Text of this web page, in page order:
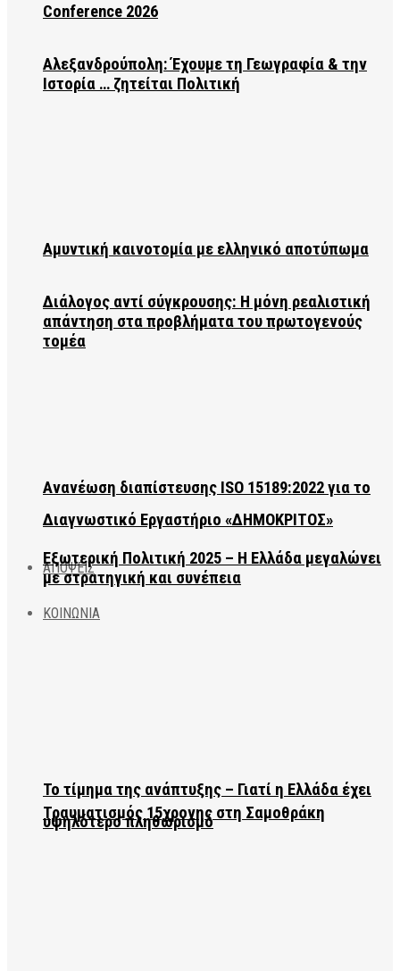
Conference 2026
Αμυντική καινοτομία με ελληνικό αποτύπωμα
Ανανέωση διαπίστευσης ISO 15189:2022 για το
Διαγνωστικό Εργαστήριο «ΔΗΜΟΚΡΙΤΟΣ»
ΑΠΟΨΕΙΣ
Το τίμημα της ανάπτυξης – Γιατί η Ελλάδα έχει
υψηλότερο πληθωρισμό
Αλεξανδρούπολη: Έχουμε τη Γεωγραφία & την
Ιστορία … ζητείται Πολιτική
Διάλογος αντί σύγκρουσης: Η μόνη ρεαλιστική
απάντηση στα προβλήματα του πρωτογενούς
τομέα
Εξωτερική Πολιτική 2025 – Η Ελλάδα μεγαλώνει
με στρατηγική και συνέπεια
ΚΟΙΝΩΝΙΑ
Τραυματισμός 15χρονης στη Σαμοθράκη